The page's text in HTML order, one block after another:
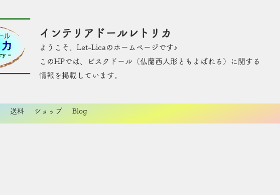
インテリアドールレトリカ
ようこそ、Let-Licaのホームページです♪
​このHPでは、ビスクドール（仏蘭西人形ともよばれる）に関する
情報を掲載しています。
送料 ショップ Blog